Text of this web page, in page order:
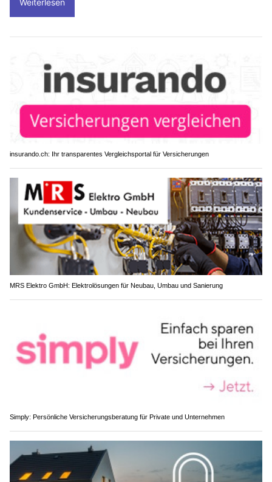
Weiterlesen
insurando.ch: Ihr transparentes Vergleichsportal für Versicherungen
MRS Elektro GmbH: Elektrolösungen für Neubau, Umbau und Sanierung
Simply: Persönliche Versicherungsberatung für Private und Unternehmen